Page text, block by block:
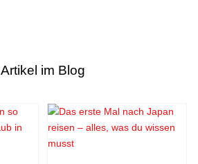
Artikel im Blog